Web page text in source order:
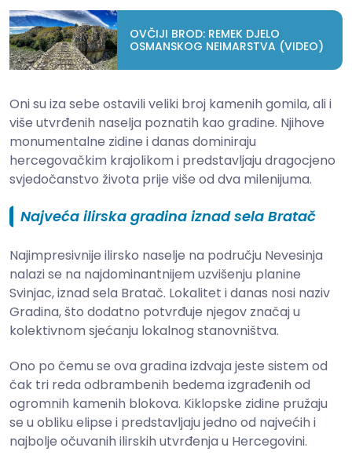
OVČIJI BROD: REMEK DJELO
OSMANSKOG NEIMARSTVA (VIDEO)
Oni su iza sebe ostavili veliki broj kamenih gomila, ali i
više utvrđenih naselja poznatih kao gradine. Njihove
monumentalne zidine i danas dominiraju
hercegovačkim krajolikom i predstavljaju dragocjeno
svjedočanstvo života prije više od dva milenijuma.
Najveća ilirska gradina iznad sela Bratač
Najimpresivnije ilirsko naselje na području Nevesinja
nalazi se na najdominantnijem uzvišenju planine
Svinjac, iznad sela Bratač. Lokalitet i danas nosi naziv
Gradina, što dodatno potvrđuje njegov značaj u
kolektivnom sjećanju lokalnog stanovništva.
Ono po čemu se ova gradina izdvaja jeste sistem od
čak tri reda odbrambenih bedema izgrađenih od
ogromnih kamenih blokova. Kiklopske zidine pružaju
se u obliku elipse i predstavljaju jedno od najvećih i
najbolje očuvanih ilirskih utvrđenja u Hercegovini.